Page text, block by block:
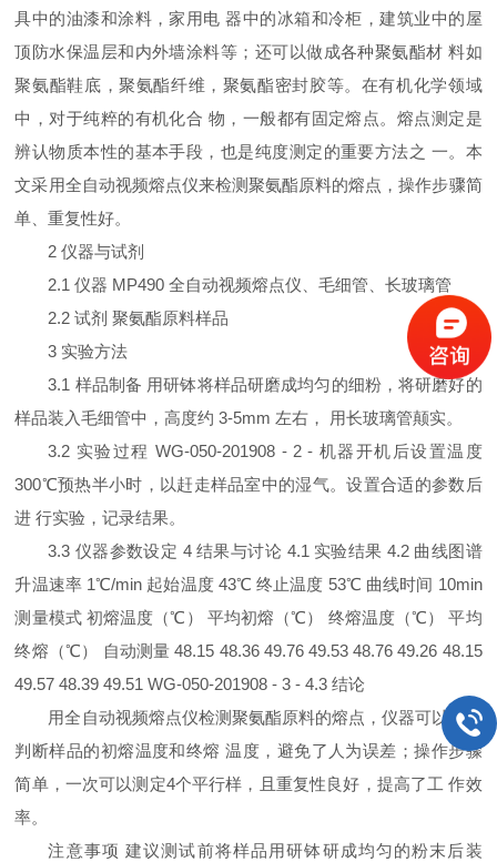
具中的油漆和涂料，家用电 器中的冰箱和冷柜，建筑业中的屋
顶防水保温层和内外墙涂料等；还可以做成各种聚氨酯材 料如
聚氨酯鞋底，聚氨酯纤维，聚氨酯密封胶等。在有机化学领域
中，对于纯粹的有机化合 物，一般都有固定熔点。熔点测定是
辨认物质本性的基本手段，也是纯度测定的重要方法之 一。本
文采用全自动视频熔点仪来检测聚氨酯原料的熔点，操作步骤简
单、重复性好。
2 仪器与试剂
2.1 仪器 MP490 全自动视频熔点仪、毛细管、长玻璃管
2.2 试剂 聚氨酯原料样品
3 实验方法
3.1 样品制备 用研钵将样品研磨成均匀的细粉，将研磨好的
样品装入毛细管中，高度约 3-5mm 左右， 用长玻璃管颠实。
3.2 实验过程 WG-050-201908 - 2 - 机器开机后设置温度
300℃预热半小时，以赶走样品室中的湿气。设置合适的参数后
进 行实验，记录结果。
3.3 仪器参数设定 4 结果与讨论 4.1 实验结果 4.2 曲线图谱
升温速率 1℃/min 起始温度 43℃ 终止温度 53℃ 曲线时间 10min
测量模式 初熔温度（℃） 平均初熔（℃） 终熔温度（℃） 平均
终熔（℃） 自动测量 48.15 48.36 49.76 49.53 48.76 49.26 48.15
49.57 48.39 49.51 WG-050-201908 - 3 - 4.3 结论
用全自动视频熔点仪检测聚氨酯原料的熔点，仪器可以自动
判断样品的初熔温度和终熔 温度，避免了人为误差；操作步骤
简单，一次可以测定4个平行样，且重复性良好，提高了工 作效
率。
注意事项 建议测试前将样品用研钵研成均匀的粉末后装